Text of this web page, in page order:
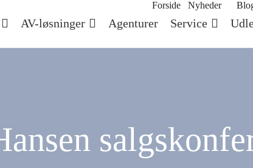
Forside Nyheder
AV-løsninger Agenturer Service